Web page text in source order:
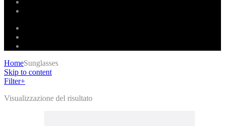
HomeSunglasses
Skip to content
Filter+
Visualizzazione del risultato